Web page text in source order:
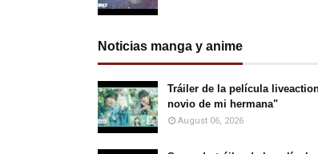
Noticias manga y anime
Tráiler de la película
novio de mi hermana"
August 06, 2026